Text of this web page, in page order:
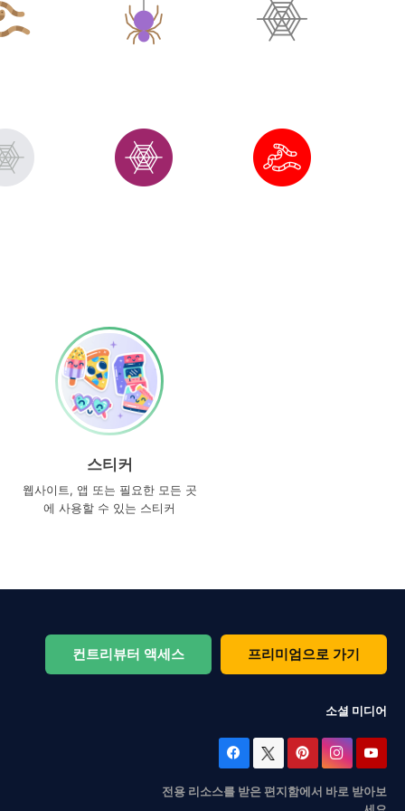
스티커
웹사이트, 앱 또는 필요한 모든 곳
에 사용할 수 있는 스티커
컨트리뷰터 액세스 프리미엄으로 가기
소셜 미디어
전용 리소스를 받은 편지함에서 바로 받아보